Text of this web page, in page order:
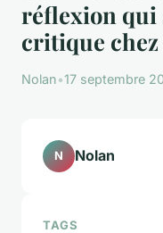
réflexion qui
critique chez
Nolan•17 septembre
N Nolan
TAGS